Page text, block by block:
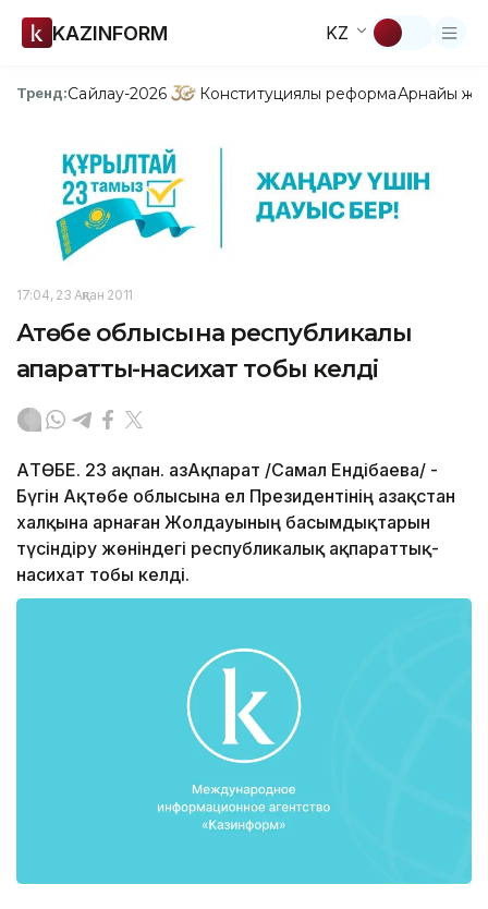
KAZINFORM KZ
Тренд:Сайлау-2026 Конституциялық реформаАрнайы
17:04, 23 Ақпан 2011
Ақтөбе облысына республикалық
ақпараттық-насихат тобы келді
АҚТӨБЕ. 23 ақпан. ҚазАқпарат /Самал Ендібаева/ -
Бүгін Ақтөбе облысына ел Президентінің Қазақстан
халқына арнаған Жолдауының басымдықтарын
түсіндіру жөніндегі республикалық ақпараттық-
насихат тобы келді.